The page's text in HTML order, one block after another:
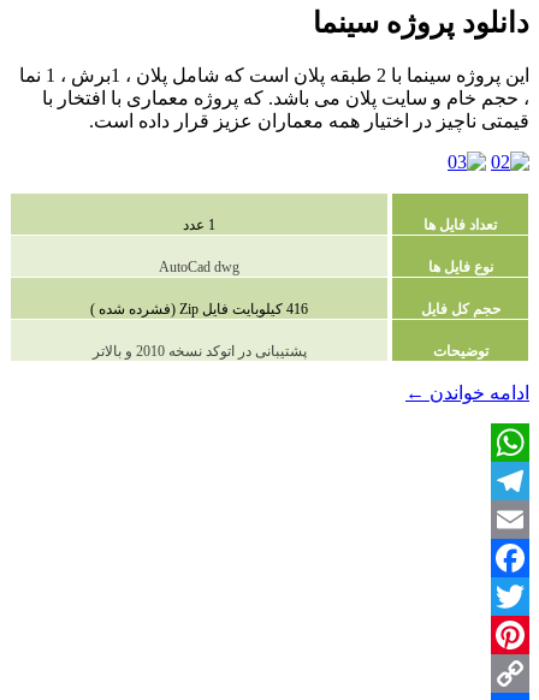
دانلود پروژه سینما
این پروژه سینما با 2 طبقه پلان است که شامل پلان ، 1برش ، 1 نما
، حجم خام و سایت پلان می باشد. که پروژه معماری با افتخار با
قیمتی ناچیز در اختیار همه معماران عزیز قرار داده است.
تعداد فایل ها 1 عدد
نوع فایل ها AutoCad dwg
حجم کل فایل 416 کیلوبایت فایل Zip (فشرده شده )
توضیحات پشتیبانی در اتوکد نسخه 2010 و بالاتر
ادامه خواندن دانلود
←
WhatsApp
Telegram
Email
Facebook
Twitter
Pinterest